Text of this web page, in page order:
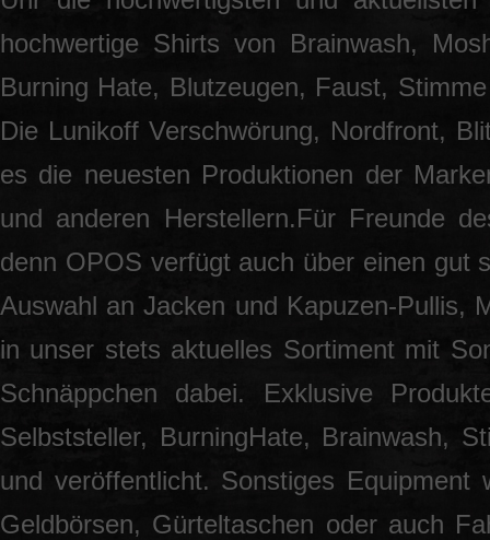
hochwertige Shirts von Brainwash,
Burning Hate, Blutzeugen, Faust,
Die Lunikoff Verschwörung, Nordfront,
es die neuesten Produktionen der
und anderen Herstellern.Für Freunde
denn OPOS verfügt auch über einen gut
Auswahl an Jacken und Kapuzen-Pullis,
in unser stets aktuelles Sortiment mit
Schnäppchen dabei. Exklusive
Selbststeller, BurningHate, Brainwash,
und veröffentlicht. Sonstiges Equipment
Geldbörsen, Gürteltaschen oder auch